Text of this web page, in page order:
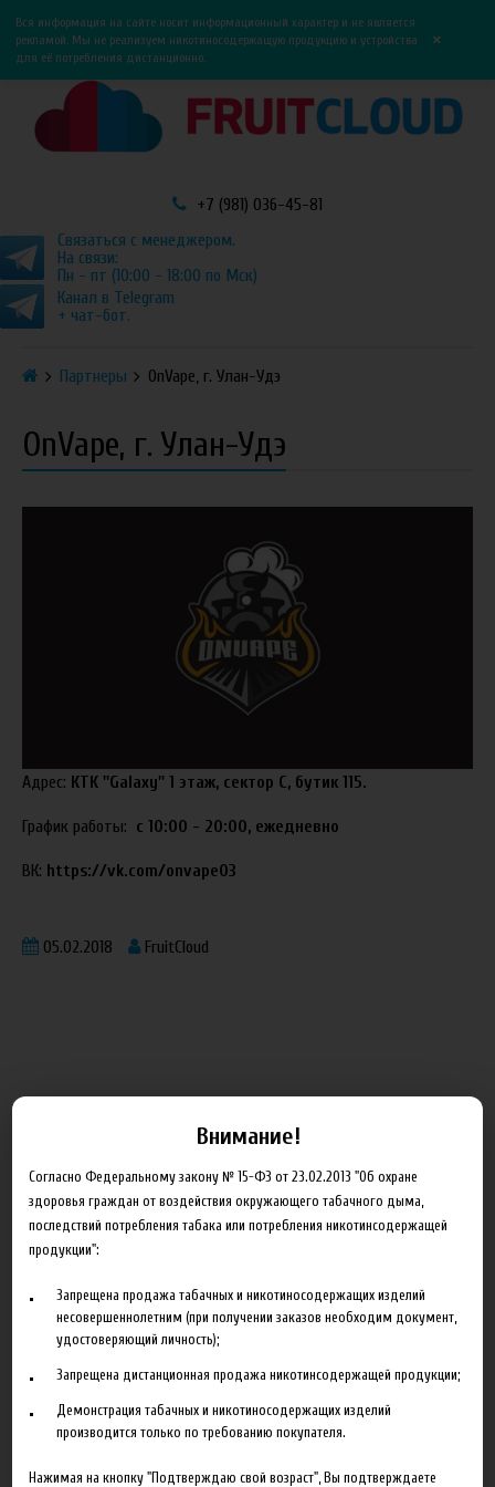
0
Вся информация на сайте носит информационный характер и не является
рекламой. Мы не реализуем никотиносодержащую продукцию и устройства
для её потребления дистанционно.
×
+7 (981) 036-45-81
Связаться с менеджером.
На связи:
Пн - пт (10:00 - 18:00 по Мск)
Канал в Telegram
+ чат-бот.
Партнеры OnVape, г. Улан-Удэ
OnVape, г. Улан-Удэ
Адрес: КТК ''Galaxy'' 1 этаж, сектор С, бутик 115.
График работы: с 10:00 - 20:00, ежедневно
ВК: https://vk.com/onvape03
05.02.2018 FruitCloud
Новинка HeroesFarm
Ароматизаторы Xian Taima в наличии
Новая линейка жидкостей Time Travel Machine
Новинка. Новые наборы в линейке Heroes Farm.
Подробнее
Партнеры
"ZEUS", г. Санкт-Петербург
Внимание!
Согласно Федеральному закону № 15-ФЗ от 23.02.2013 "Об охране
здоровья граждан от воздействия окружающего табачного дыма,
последствий потребления табака или потребления никотинсодержащей
продукции":
Запрещена продажа табачных и никотиносодержащих изделий
несовершеннолетним (при получении заказов необходим документ,
удостоверяющий личность);
Запрещена дистанционная продажа никотинсодержащей продукции;
Демонстрация табачных и никотиносодержащих изделий
производится только по требованию покупателя.
Нажимая на кнопку "Подтверждаю свой возраст", Вы подтверждаете